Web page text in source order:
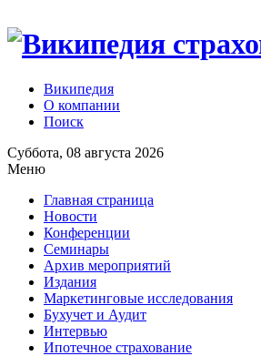
Википедия
О компании
Поиск
Суббота, 08 августа 2026
Меню
Главная страница
Новости
Конференции
Семинары
Архив мероприятий
Издания
Маркетинговые исследования
Бухучет и Аудит
Интервью
Ипотечное страхование